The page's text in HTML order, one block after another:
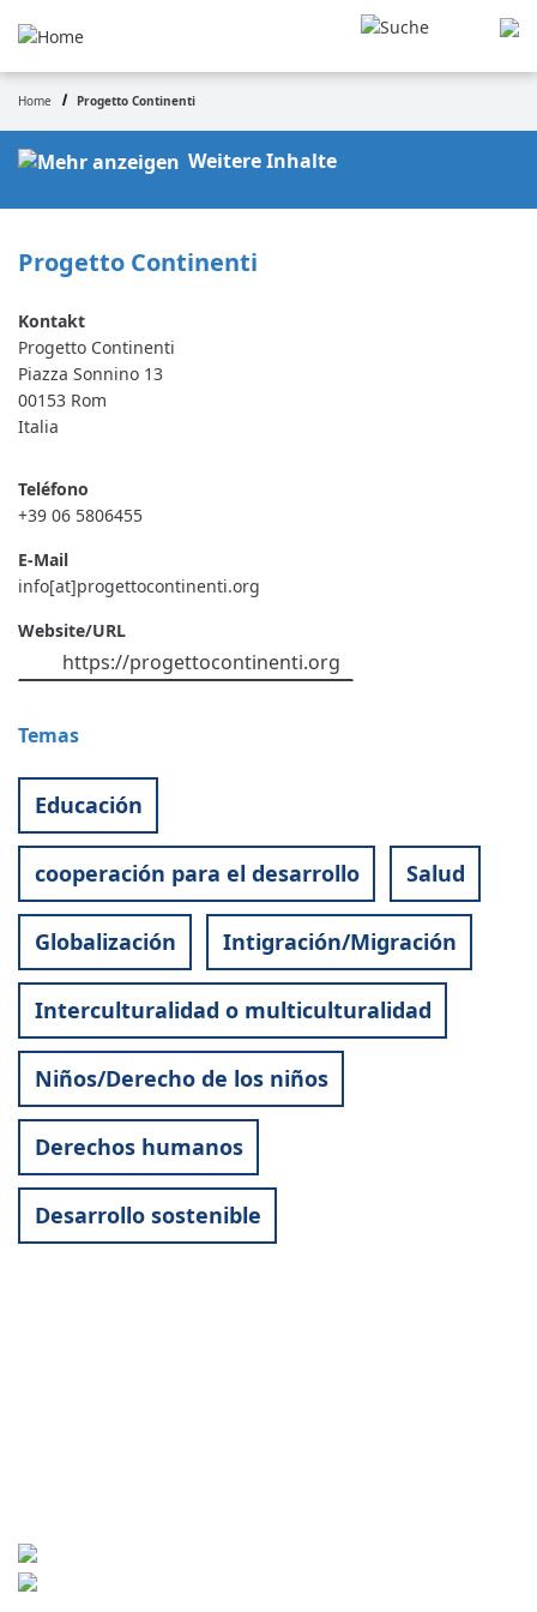
principal
Ruta
de
navegación
Home Progetto Continenti
Weitere Inhalte
Progetto Continenti
Progetto Continenti
Piazza Sonnino 13
00153 Rom
Italia
Teléfono
+39 06 5806455
E-Mail
info[at]progettocontinenti.org
Website/URL
https://progettocontinenti.org
Temas
Educación
cooperación para el desarrollo Salud
Globalización Intigración/Migración
Interculturalidad o multiculturalidad
Niños/Derecho de los niños
Derechos humanos
Desarrollo sostenible